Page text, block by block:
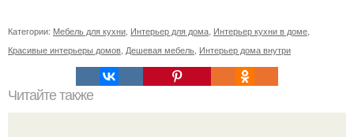
Категории: Мебель для кухни Интерьер для дома Интерьер кухни в доме
Красивые интерьеры домов Дешевая мебель Интерьер дома внутри
Читайте также